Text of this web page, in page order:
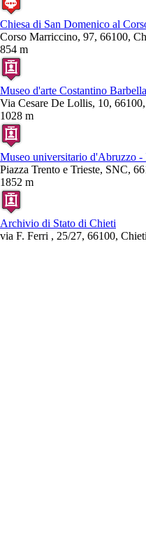
Chiesa di San Domenico al
Corso Marriccino, 97, 66100,
854 m
Museo d'arte Costantino Barbella
Via Cesare De Lollis, 10,
1028 m
Museo universitario d'Abruzzo -
Piazza Trento e Trieste, SNC,
1852 m
Archivio di Stato di Chieti
via F. Ferri , 25/27, 66100,